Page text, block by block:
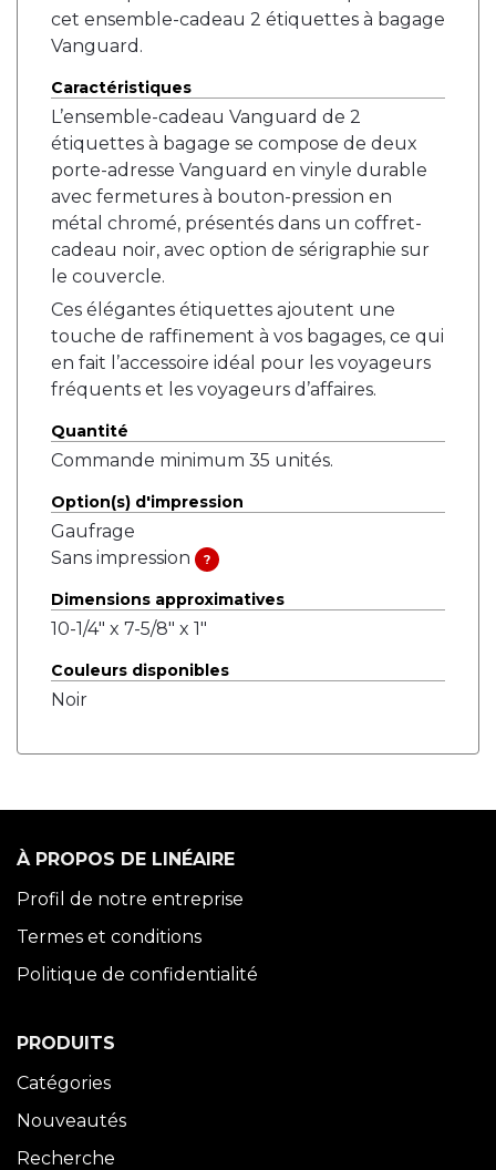
cet ensemble-cadeau 2 étiquettes à bagage
Vanguard.
Caractéristiques
L’ensemble-cadeau Vanguard de 2
étiquettes à bagage se compose de deux
porte-adresse Vanguard en vinyle durable
avec fermetures à bouton-pression en
métal chromé, présentés dans un coffret-
cadeau noir, avec option de sérigraphie sur
le couvercle.
Ces élégantes étiquettes ajoutent une
touche de raffinement à vos bagages, ce qui
en fait l’accessoire idéal pour les voyageurs
fréquents et les voyageurs d’affaires.
Quantité
Commande minimum 35 unités.
Option(s) d'impression
Gaufrage
Sans impression
?
Dimensions approximatives
10-1/4" x 7-5/8" x 1"
Couleurs disponibles
Noir
À PROPOS DE LINÉAIRE
Profil de notre entreprise
Termes et conditions
Politique de confidentialité
PRODUITS
Catégories
Nouveautés
Recherche